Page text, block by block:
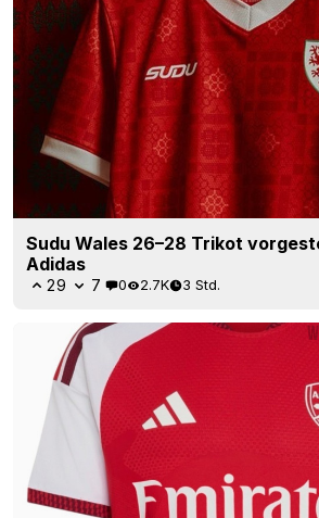
Sudu Wales 26–28 Trikot
Adidas
29 7 0 2.7K 3 Std.